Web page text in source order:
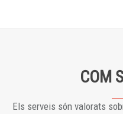
COM
Els serveis són valorats